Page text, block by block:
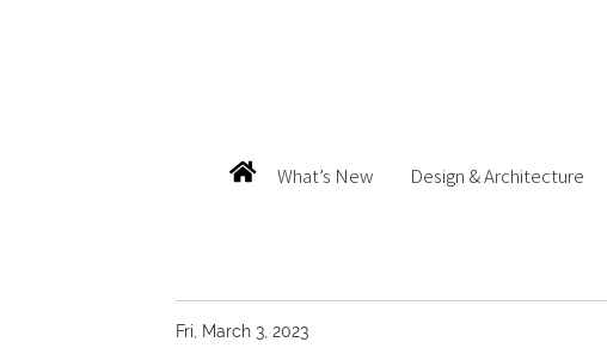
What’s New Design & Architecture
Fri, March 3, 2023